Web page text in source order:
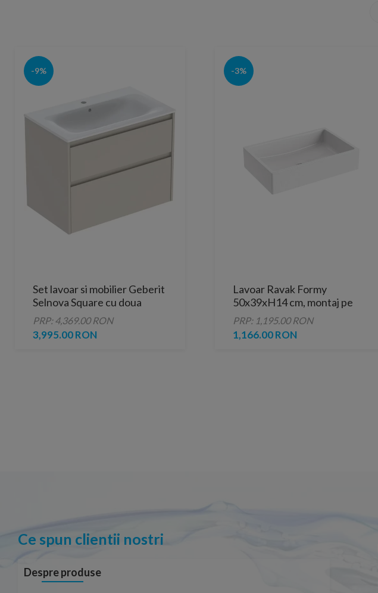
-9%
Set lavoar si mobilier Geberit
Selnova Square cu doua
sertare, 80x48x62 cm, gri
nisip mat
PRP: 4,369.00 RON
3,995.00 RON
-3%
Lavoar Ravak Formy
50x39xH14 cm, montaj pe
blat
PRP: 1,195.00 RON
1,166.00 RON
Ce spun clientii nostri
Despre produse